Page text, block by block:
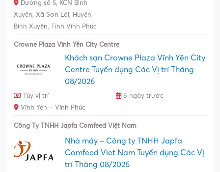
Đường số 5, KCN Bình
Xuyên, Xã Sơn Lôi, Huyện
Bình Xuyên, Tỉnh Vĩnh Phúc
Crowne Plaza Vĩnh Yên City Centre
Khách sạn Crowne Plaza Vĩnh Yên City
Centre Tuyển dụng Các Vị trí Tháng
08/2026
Tùy vị trí
6 ngày trước
Vĩnh Yên – Vĩnh Phúc
Công Ty TNHH Japfa Comfeed Việt Nam
Nhà máy – Công ty TNHH Japfa
Comfeed Viet Nam Tuyển dụng Các Vị
trí Tháng 08/2026